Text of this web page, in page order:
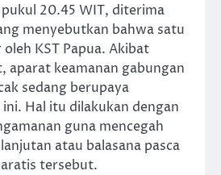
20.45 WIT, diterima
menyebutkan bahwa satu
KST Papua. Akibat
aparat keamanan gabungan
sedang berupaya
Hal itu dilakukan dengan
guna mencegah
atau balasana pasca
tersebut.